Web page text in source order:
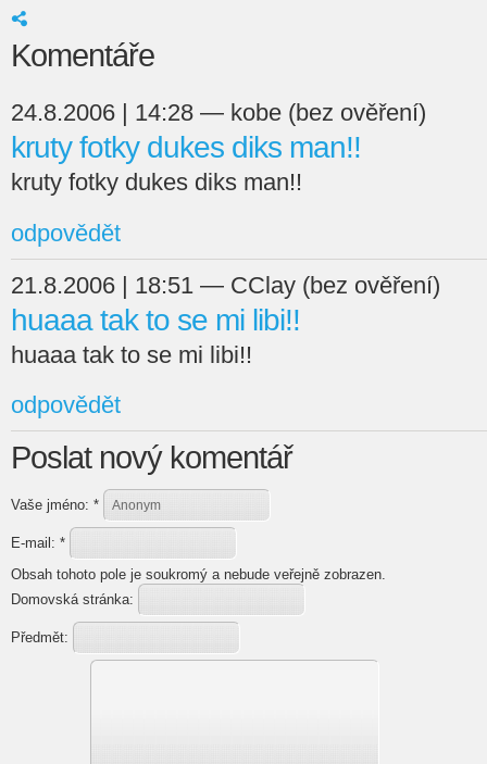
Komentáře
24.8.2006 | 14:28 — kobe (bez ověření)
kruty fotky dukes diks man!!
kruty fotky dukes diks man!!
odpovědět
21.8.2006 | 18:51 — CClay (bez ověření)
huaaa tak to se mi libi!!
huaaa tak to se mi libi!!
odpovědět
Poslat nový komentář
Vaše jméno: *
E-mail: *
Obsah tohoto pole je soukromý a nebude veřejně zobrazen.
Domovská stránka:
Předmět: